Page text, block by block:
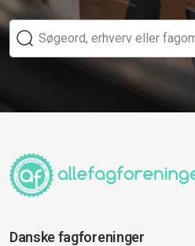
Danske fagforeninger